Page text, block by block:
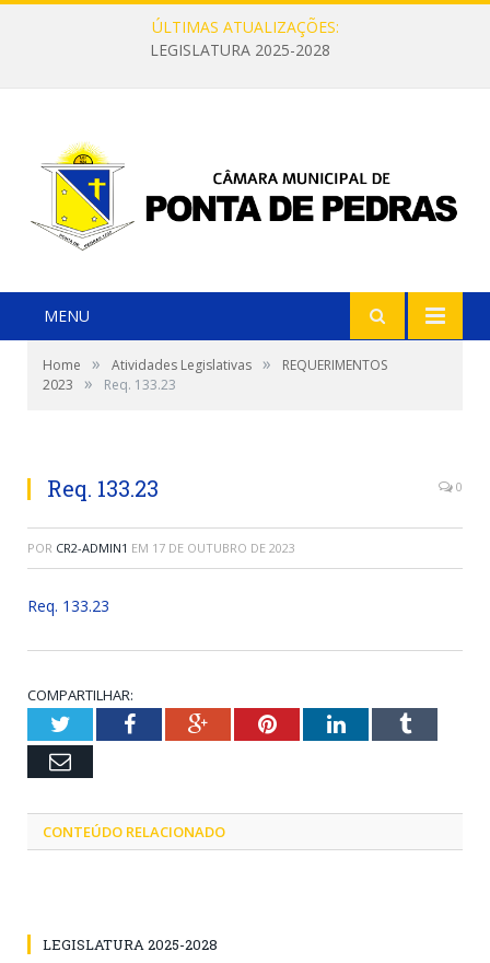
ÚLTIMAS ATUALIZAÇÕES:
LEGISLATURA 2025-2028
MENU
Home » Atividades Legislativas »
REQUERIMENTOS
2023
» Req. 133.23
Req. 133.23 0
POR CR2-ADMIN1 EM 17 DE OUTUBRO DE 2023
Req. 133.23
COMPARTILHAR:
TwitterFacebookGoogle+PinterestLinkedInTumblr
Email
CONTEÚDO RELACIONADO
LEGISLATURA 2025-2028